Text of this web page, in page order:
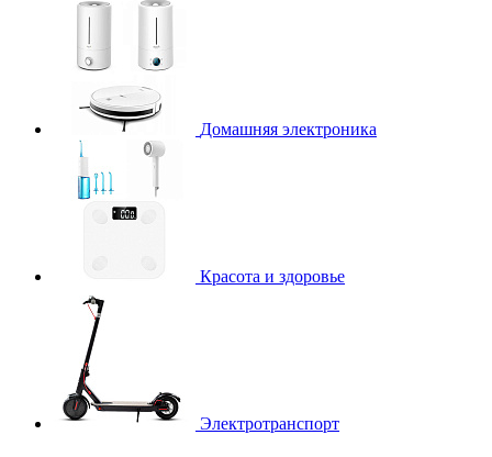
Домашняя электроника
Красота и здоровье
Электротранспорт